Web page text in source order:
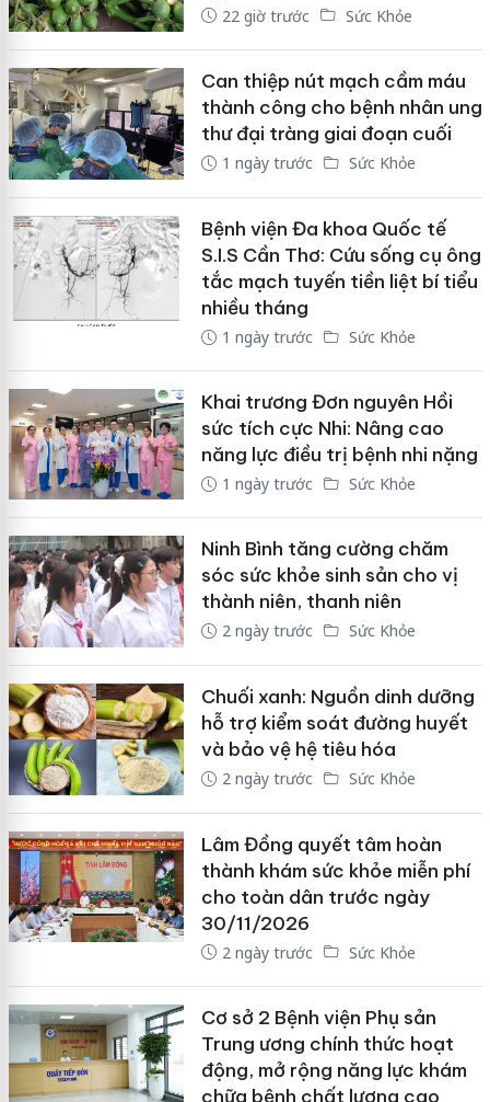
22 giờ trước Sức Khỏe
Can thiệp nút mạch cầm máu
thành công cho bệnh nhân ung
thư đại tràng giai đoạn cuối
1 ngày trước Sức Khỏe
Bệnh viện Đa khoa Quốc tế
S.I.S Cần Thơ: Cứu sống cụ ông
tắc mạch tuyến tiền liệt bí tiểu
nhiều tháng
1 ngày trước Sức Khỏe
Khai trương Đơn nguyên Hồi
sức tích cực Nhi: Nâng cao
năng lực điều trị bệnh nhi nặng
1 ngày trước Sức Khỏe
Ninh Bình tăng cường chăm
sóc sức khỏe sinh sản cho vị
thành niên, thanh niên
2 ngày trước Sức Khỏe
Chuối xanh: Nguồn dinh dưỡng
hỗ trợ kiểm soát đường huyết
và bảo vệ hệ tiêu hóa
2 ngày trước Sức Khỏe
Lâm Đồng quyết tâm hoàn
thành khám sức khỏe miễn phí
cho toàn dân trước ngày
30/11/2026
2 ngày trước Sức Khỏe
Cơ sở 2 Bệnh viện Phụ sản
Trung ương chính thức hoạt
động, mở rộng năng lực khám
chữa bệnh chất lượng cao